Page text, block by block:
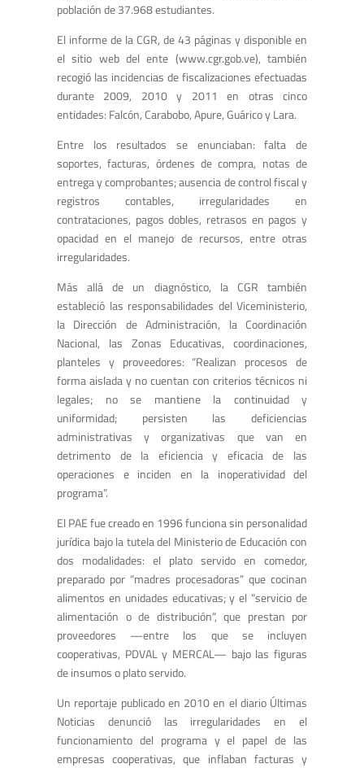
población de 37.968 estudiantes.
El informe de la CGR, de 43 páginas y disponible en
el sitio web del ente (www.cgr.gob.ve), también
recogió las incidencias de fiscalizaciones efectuadas
durante 2009, 2010 y 2011 en otras cinco
entidades: Falcón, Carabobo, Apure, Guárico y Lara.
Entre los resultados se enunciaban: falta de
soportes, facturas, órdenes de compra, notas de
entrega y comprobantes; ausencia de control fiscal y
registros contables, irregularidades en
contrataciones, pagos dobles, retrasos en pagos y
opacidad en el manejo de recursos, entre otras
irregularidades.
Más allá de un diagnóstico, la CGR también
estableció las responsabilidades del Viceministerio,
la Dirección de Administración, la Coordinación
Nacional, las Zonas Educativas, coordinaciones,
planteles y proveedores: “Realizan procesos de
forma aislada y no cuentan con criterios técnicos ni
legales; no se mantiene la continuidad y
uniformidad; persisten las deficiencias
administrativas y organizativas que van en
detrimento de la eficiencia y eficacia de las
operaciones e inciden en la inoperatividad del
programa”.
El PAE fue creado en 1996 funciona sin personalidad
jurídica bajo la tutela del Ministerio de Educación con
dos modalidades: el plato servido en comedor,
preparado por “madres procesadoras” que cocinan
alimentos en unidades educativas; y el “servicio de
alimentación o de distribución”, que prestan por
proveedores —entre los que se incluyen
cooperativas, PDVAL y MERCAL— bajo las figuras
de insumos o plato servido.
Un reportaje publicado en 2010 en el diario Últimas
Noticias denunció las irregularidades en el
funcionamiento del programa y el papel de las
empresas cooperativas, que inflaban facturas y